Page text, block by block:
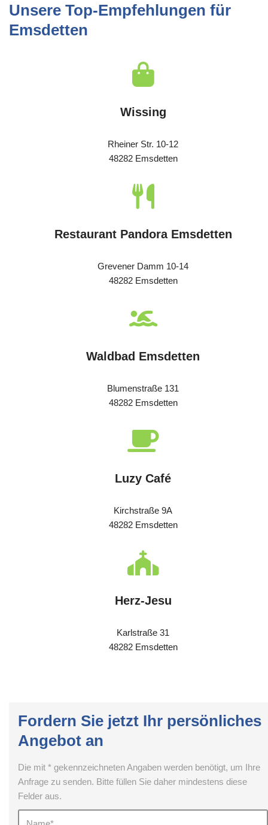
Unsere Top-Empfehlungen für
Emsdetten
Wissing
Rheiner Str. 10-12
48282 Emsdetten
Restaurant Pandora Emsdetten
Grevener Damm 10-14
48282 Emsdetten
Waldbad Emsdetten
Blumenstraße 131
48282 Emsdetten
Luzy Café
Kirchstraße 9A
48282 Emsdetten
Herz-Jesu
Karlstraße 31
48282 Emsdetten
Fordern Sie jetzt Ihr persönliches
Angebot an
Die mit * gekennzeichneten Angaben werden benötigt, um Ihre
Anfrage zu senden. Bitte füllen Sie daher mindestens diese
Felder aus.